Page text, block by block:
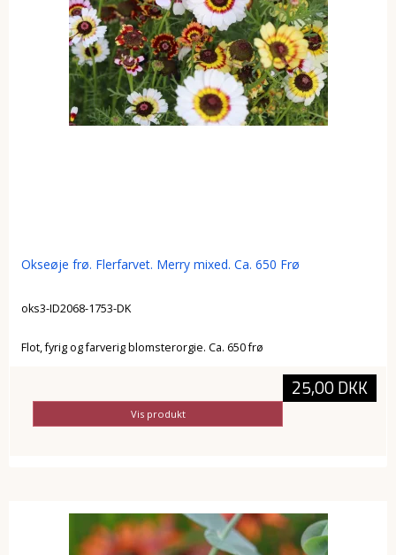
Okseøje frø. Flerfarvet. Merry mixed. Ca. 650 Frø
oks3-ID2068-1753-DK
Flot, fyrig og farverig blomsterorgie. Ca. 650 frø
25,00 DKK
Vis produkt